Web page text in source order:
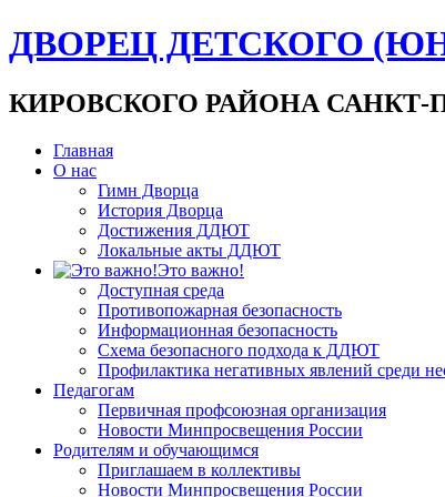
ДВОРЕЦ ДЕТСКОГО
КИРОВСКОГО РАЙОНА САНКТ-
Главная
О нас
Гимн Дворца
История Дворца
Достижения ДДЮТ
Локальные акты ДДЮТ
Это важно!
Доступная среда
Противопожарная безопасность
Информационная безопасность
Схема безопасного подхода к ДДЮТ
Профилактика негативных явлений среди
Педагогам
Первичная профсоюзная организация
Новости Минпросвещения России
Родителям и обучающимся
Приглашаем в коллективы
Новости Минпросвещения России